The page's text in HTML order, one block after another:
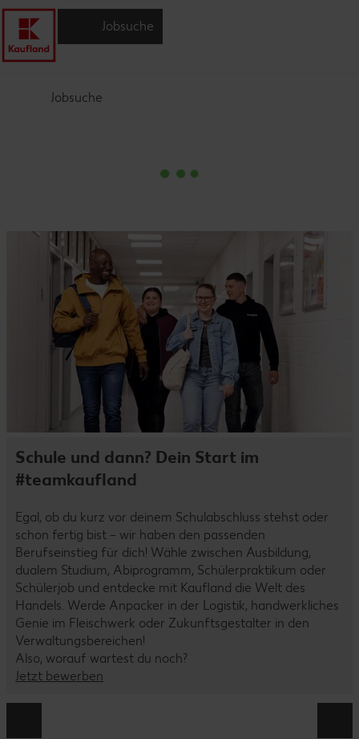
Jobsuche
Jobsuche
Schule und dann? Dein Start im
#teamkaufland
Egal, ob du kurz vor deinem Schulabschluss stehst oder
schon fertig bist – wir haben den passenden
Berufseinstieg für dich! Wähle zwischen Ausbildung,
dualem Studium, Abiprogramm, Schülerpraktikum oder
Schülerjob und entdecke mit Kaufland die Welt des
Handels. Werde Anpacker in der Logistik, handwerkliches
Genie im Fleischwerk oder Zukunftsgestalter in den
Verwaltungsbereichen!
Also, worauf wartest du noch?
Jetzt bewerben